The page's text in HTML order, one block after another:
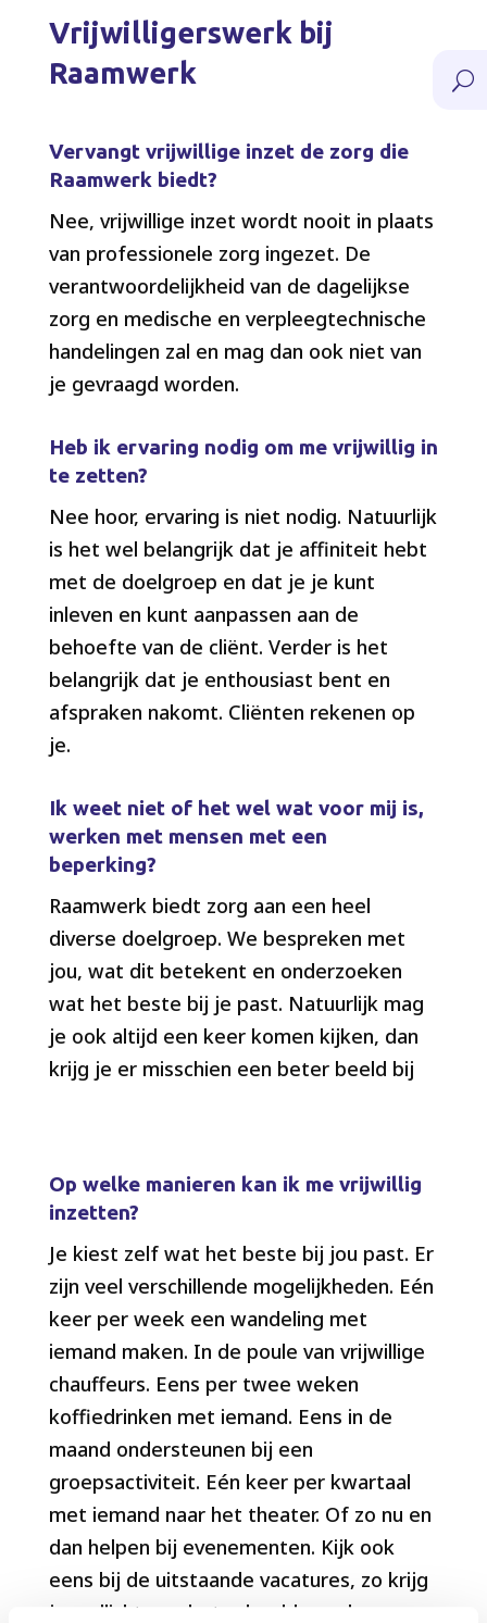
U
Vrijwilligerswerk bij
Raamwerk
Vervangt vrijwillige inzet de zorg die
Raamwerk biedt?
Nee, vrijwillige inzet wordt nooit in plaats
van professionele zorg ingezet. De
verantwoordelijkheid van de dagelijkse
zorg en medische en verpleegtechnische
handelingen zal en mag dan ook niet van
je gevraagd worden.
Heb ik ervaring nodig om me vrijwillig in
te zetten?
Nee hoor, ervaring is niet nodig. Natuurlijk
is het wel belangrijk dat je affiniteit hebt
met de doelgroep en dat je je kunt
inleven en kunt aanpassen aan de
behoefte van de cliënt. Verder is het
belangrijk dat je enthousiast bent en
afspraken nakomt. Cliënten rekenen op
je.
Ik weet niet of het wel wat voor mij is,
werken met mensen met een
beperking?
Raamwerk biedt zorg aan een heel
diverse doelgroep. We bespreken met
jou, wat dit betekent en onderzoeken
wat het beste bij je past. Natuurlijk mag
je ook altijd een keer komen kijken, dan
krijg je er misschien een beter beeld bij
Op welke manieren kan ik me vrijwillig
inzetten?
Je kiest zelf wat het beste bij jou past. Er
zijn veel verschillende mogelijkheden. Eén
keer per week een wandeling met
iemand maken. In de poule van vrijwillige
chauffeurs. Eens per twee weken
koffiedrinken met iemand. Eens in de
maand ondersteunen bij een
groepsactiviteit. Eén keer per kwartaal
met iemand naar het theater. Of zo nu en
dan helpen bij evenementen. Kijk ook
eens bij de uitstaande vacatures, zo krijg
je wellicht een beter beeld van de vragen